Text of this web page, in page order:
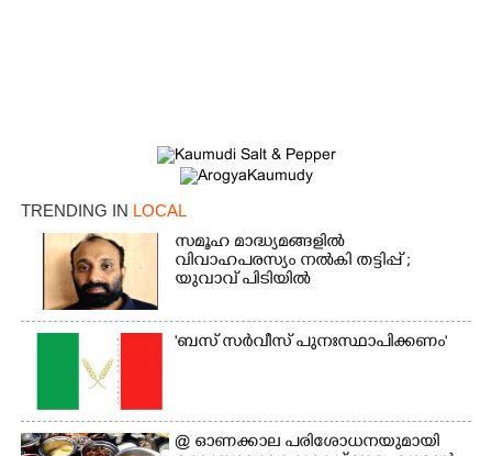
TRENDING IN LOCAL
സമൂഹ മാദ്ധ്യമങ്ങളിൽ
വിവാഹപരസ്യം നൽകി തട്ടിപ്പ് ;
യുവാവ് പിടിയിൽ
'ബസ് സർവീസ് പുനഃസ്ഥാപിക്കണം'
@​​​​​​​ ഓണക്കാല പരിശോധനയുമായി
Share this link